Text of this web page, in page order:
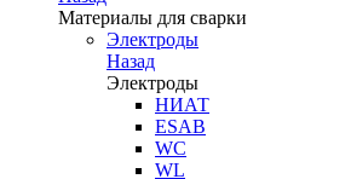
Материалы для сварки
Электроды
Назад
Электроды
НИАТ
ESAB
WC
WL